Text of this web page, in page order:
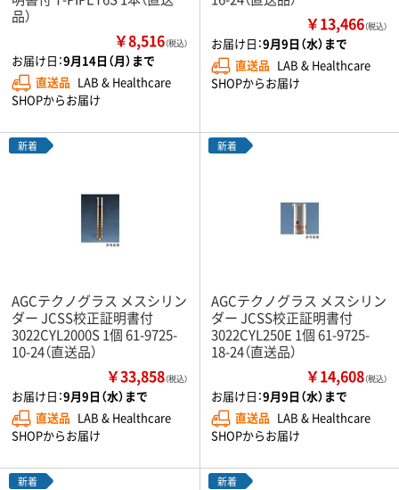
品）
￥8,516（税込）
お届け日：9月14日（月）まで
直送品 LAB & Healthcare
SHOPからお届け
￥13,466（税込）
お届け日：9月9日（水）まで
直送品 LAB & Healthcare
SHOPからお届け
新着
AGCテクノグラス メスシリン
ダー JCSS校正証明書付
3022CYL2000S 1個 61-9725-
10-24（直送品）
￥33,858（税込）
お届け日：9月9日（水）まで
直送品 LAB & Healthcare
SHOPからお届け
新着
AGCテクノグラス メスシリン
ダー JCSS校正証明書付
3022CYL250E 1個 61-9725-
18-24（直送品）
￥14,608（税込）
お届け日：9月9日（水）まで
直送品 LAB & Healthcare
SHOPからお届け
新着 新着